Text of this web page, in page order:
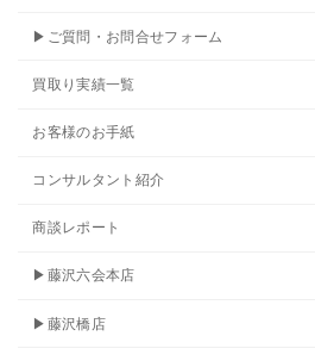
▶ご質問・お問合せフォーム
買取り実績一覧
お客様のお手紙
コンサルタント紹介
商談レポート
▶藤沢六会本店
▶藤沢橋店